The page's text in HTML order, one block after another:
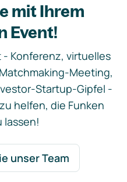
mit Ihrem
Event!
- Konferenz, virtuelles
Meeting,
Startup-Gipfel -
helfen, die Funken
lassen!
unser Team